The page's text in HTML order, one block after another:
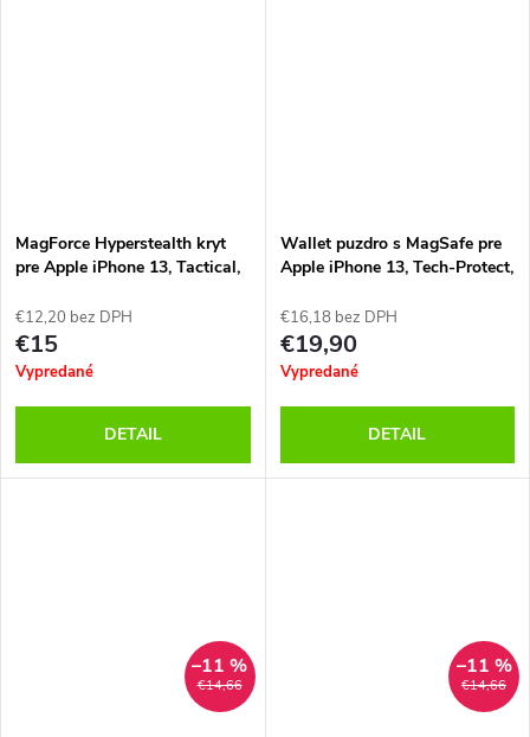
MagForce Hyperstealth kryt
pre Apple iPhone 13, Tactical,
€12,20 bez DPH
€15
Vypredané
DETAIL
Wallet puzdro s MagSafe pre
Apple iPhone 13, Tech-Protect,
€16,18 bez DPH
€19,90
Vypredané
DETAIL
€14,66
–11 %
€14,66
–11 %